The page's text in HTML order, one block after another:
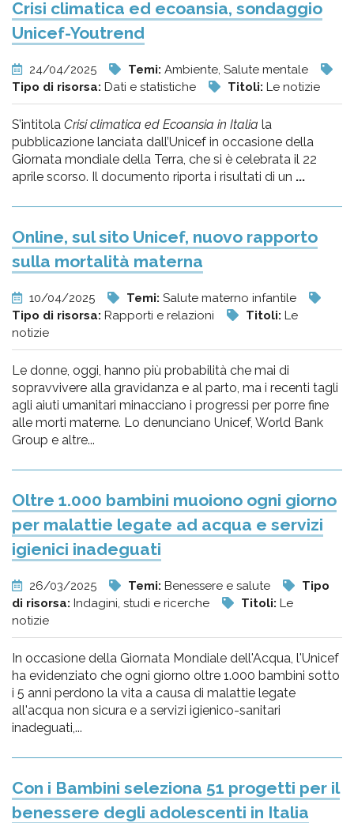
Crisi climatica ed ecoansia, sondaggio
Unicef-Youtrend
24/04/2025 Temi: Ambiente, Salute mentale
Tipo di risorsa: Dati e statistiche Titoli: Le notizie
S’intitola Crisi climatica ed Ecoansia in Italia la
pubblicazione lanciata dall’Unicef in occasione della
Giornata mondiale della Terra, che si è celebrata il 22
aprile scorso. Il documento riporta i risultati di un ...
Online, sul sito Unicef, nuovo rapporto
sulla mortalità materna
10/04/2025 Temi: Salute materno infantile
Tipo di risorsa: Rapporti e relazioni Titoli: Le
notizie
Le donne, oggi, hanno più probabilità che mai di
sopravvivere alla gravidanza e al parto, ma i recenti tagli
agli aiuti umanitari minacciano i progressi per porre fine
alle morti materne. Lo denunciano Unicef, World Bank
Group e altre...
Oltre 1.000 bambini muoiono ogni giorno
per malattie legate ad acqua e servizi
igienici inadeguati
26/03/2025 Temi: Benessere e salute
Tipo
di risorsa: Indagini, studi e ricerche Titoli: Le
notizie
In occasione della Giornata Mondiale dell'Acqua, l'Unicef
ha evidenziato che ogni giorno oltre 1.000 bambini sotto
i 5 anni perdono la vita a causa di malattie legate
all'acqua non sicura e a servizi igienico-sanitari
inadeguati,...
Con i Bambini seleziona 51 progetti per il
benessere degli adolescenti in Italia